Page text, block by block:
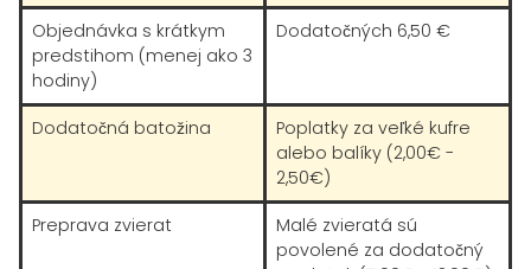
Objednávka s krátkym
predstihom (menej ako 3
hodiny)
Dodatočných 6,50 €
Dodatočná batožina
Poplatky za veľké kufre
alebo balíky (2,00€ -
2,50€)
Preprava zvierat
Malé zvieratá sú
povolené za dodatočný